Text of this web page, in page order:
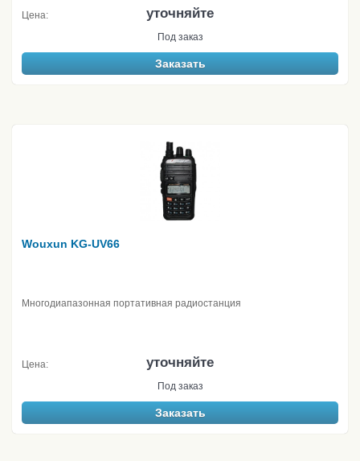
Цена: уточняйте
Под заказ
Заказать
Wouxun KG-UV66
Многодиапазонная портативная радиостанция
Цена: уточняйте
Под заказ
Заказать